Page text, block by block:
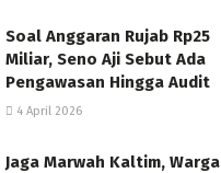
Soal Anggaran Rujab Rp25
Miliar, Seno Aji Sebut Ada
Pengawasan Hingga Audit
4 April 2026
Jaga Marwah Kaltim, Warga